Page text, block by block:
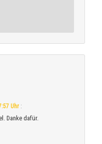
Uhr :
Danke dafür.